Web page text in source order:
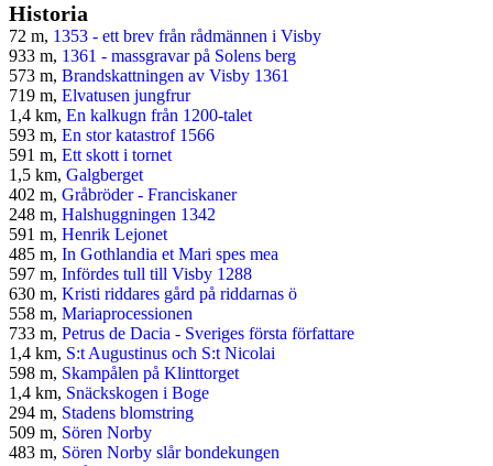
Historia
72 m, 1353 - ett brev från rådmännen i Visby
933 m, 1361 - massgravar på Solens berg
573 m, Brandskattningen av Visby 1361
719 m, Elvatusen jungfrur
1,4 km, En kalkugn från 1200-talet
593 m, En stor katastrof 1566
591 m, Ett skott i tornet
1,5 km, Galgberget
402 m, Gråbröder - Franciskaner
248 m, Halshuggningen 1342
591 m, Henrik Lejonet
485 m, In Gothlandia et Mari spes mea
597 m, Infördes tull till Visby 1288
630 m, Kristi riddares gård på riddarnas ö
558 m, Mariaprocessionen
733 m, Petrus de Dacia - Sveriges första författare
1,4 km, S:t Augustinus och S:t Nicolai
598 m, Skampålen på Klinttorget
1,4 km, Snäckskogen i Boge
294 m, Stadens blomstring
509 m, Sören Norby
483 m, Sören Norby slår bondekungen